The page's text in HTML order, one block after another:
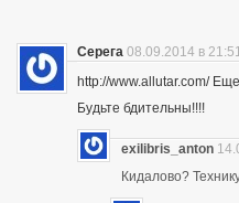
Серега 08.09.2014 в 21:51
http://www.allutar.com/
Будьте бдительны!!!!
exilibris_anton
Кидалово?